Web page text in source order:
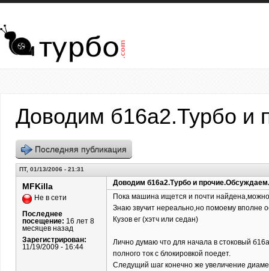
Перейти к основному содержанию
Доводим б16а2.Турбо и
Последняя публикация
ПТ, 01/13/2006 - 21:31
MFKilla
Не в сети
Последнее
посещение: 16 лет 8
месяцев назад
Зарегистрирован:
11/19/2009 - 16:44
Доводим б16а2.Турбо и прочие.Обсуждаем.
Пока машина ищется и почти найдена,можно
Знаю звучит нереально,но помоему вполне
Кузов ег (хэтч или седан)
Лично думаю что для начала в стоковый
полного ток с блокировкой поедет.
Следущий шаг конечно же увеличение